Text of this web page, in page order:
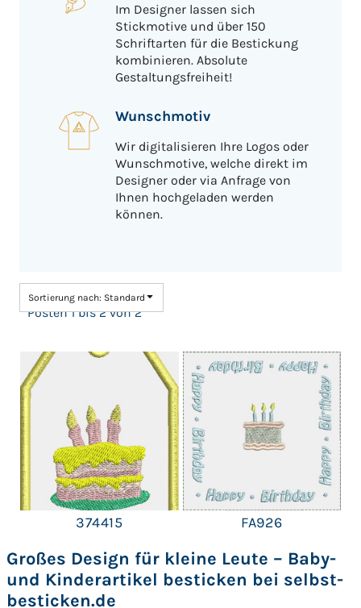
Im Designer lassen sich
Stickmotive und über 150
Schriftarten für die Bestickung
kombinieren. Absolute
Gestaltungsfreiheit!
Wunschmotiv
Wir digitalisieren Ihre Logos oder
Wunschmotive, welche direkt im
Designer oder via Anfrage von
Ihnen hochgeladen werden
können.
Sortierung nach: Standard
Posten 1 bis 2 von 2
374415 FA926
Großes Design für kleine Leute – Baby-
und Kinderartikel besticken bei selbst-
besticken.de